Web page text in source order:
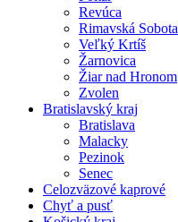
Revúca
Rimavská Sobota
Veľký Krtíš
Žarnovica
Žiar nad Hronom
Zvolen
Bratislavský kraj
Bratislava
Malacky
Pezinok
Senec
Celozväzové kaprové
Chyť a pusť